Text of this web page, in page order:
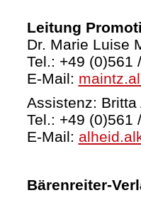
Leitung
Dr. Marie Luise
Tel.: +49 (0)561
E-Mail:
Assistenz: Britta
Tel.: +49 (0)561
E-Mail:
Bärenreiter-